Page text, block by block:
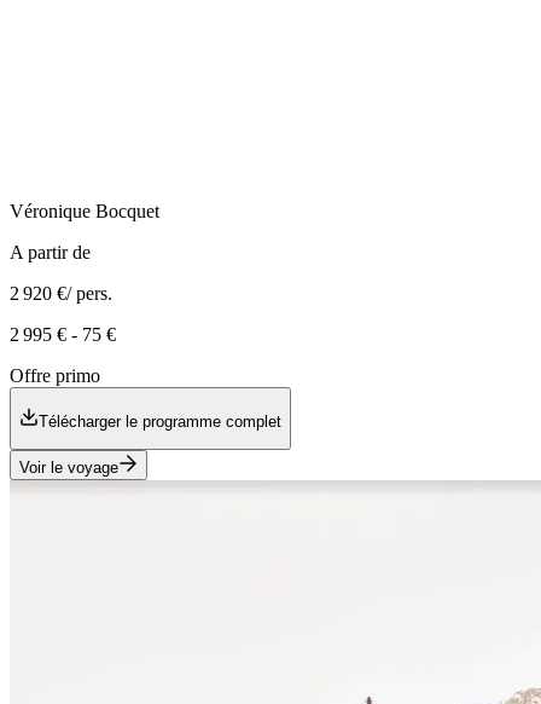
Véronique Bocquet
A partir de
2 920 €/ pers.
2 995 € - 75 €
Offre primo
Télécharger le programme complet
Voir le voyage